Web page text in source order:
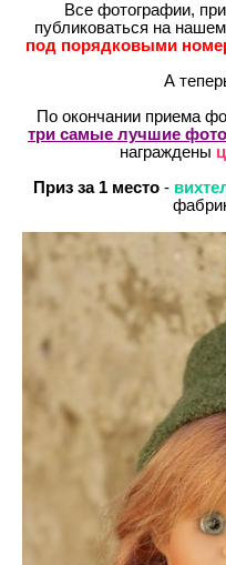
Все фотографии,
публиковаться на
под порядковыми
А
По окончании приема
три самые лучшие
награждены
Приз за 1 место -